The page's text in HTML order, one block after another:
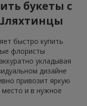
букеты с
быстро купить
флористы
укладывая
дизайне
привозит яркую
и в нужное